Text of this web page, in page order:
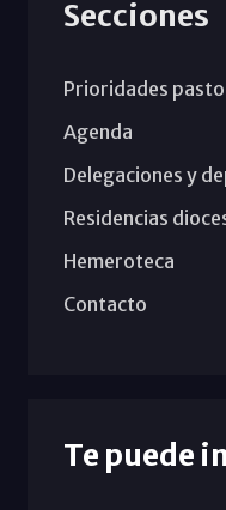
Secciones
Prioridades
Agenda
Delegaciones y
Residencias
Hemeroteca
Contacto
Te puede